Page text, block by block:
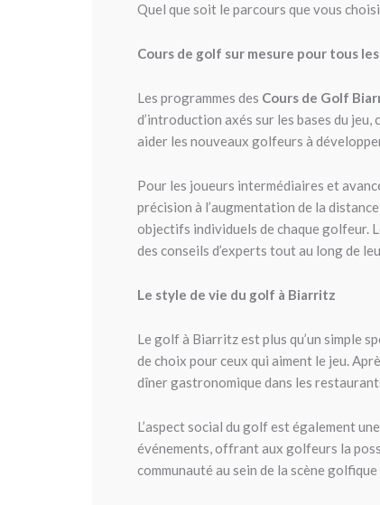
Quel que soit le parcours que vous
Cours de golf sur mesure pour tous
Les programmes des Cours de Golf
d’introduction axés sur les bases du
aider les nouveaux golfeurs à
Pour les joueurs intermédiaires et
précision à l’augmentation de la
objectifs individuels de chaque golfeur.
des conseils d’experts tout au long de
Le style de vie du golf à Biarritz
Le golf à Biarritz est plus qu’un simple
de choix pour ceux qui aiment le jeu.
dîner gastronomique dans les
L’aspect social du golf est également
événements, offrant aux golfeurs la
communauté au sein de la scène